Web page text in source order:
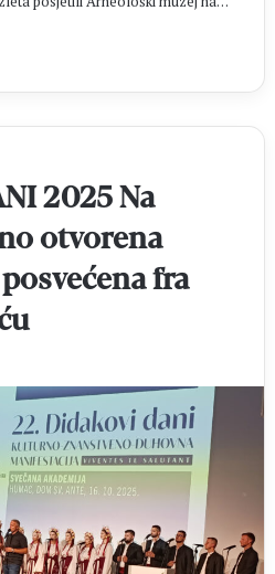
2025 Na
otvorena
fra